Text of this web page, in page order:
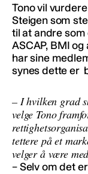
Tono vil
Steigen som
til at andre
ASCAP, BMI
har sine
synes dette er
– I hvilken grad
velge Tono
tettere på et
velger å være
– Selv om det